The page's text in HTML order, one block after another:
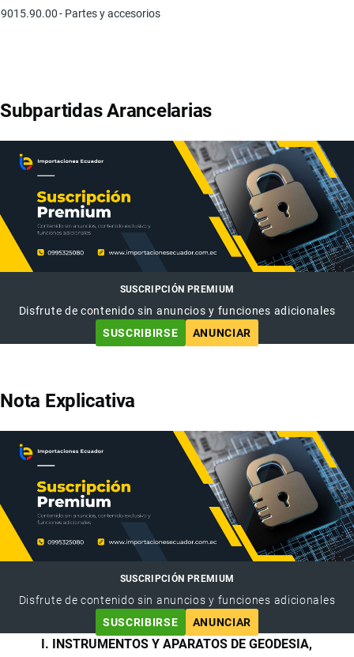
9015.90.00- Partes y accesorios
Subpartidas Arancelarias
SUSCRIPCIÓN PREMIUM
Disfrute de contenido sin anuncios y funciones adicionales
SUSCRIBIRSE
ANUNCIAR
Nota Explicativa
SUSCRIPCIÓN PREMIUM
Disfrute de contenido sin anuncios y funciones adicionales
SUSCRIBIRSE
ANUNCIAR
I. INSTRUMENTOS Y APARATOS DE GEODESIA,